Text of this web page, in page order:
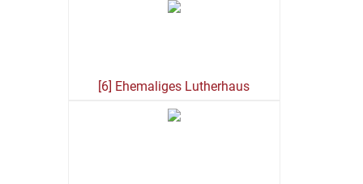
[6] Ehemaliges Lutherhaus